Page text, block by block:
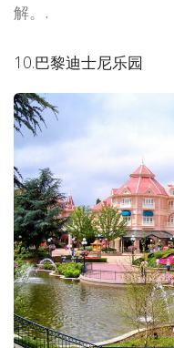
解。.
10.巴黎迪士尼乐园